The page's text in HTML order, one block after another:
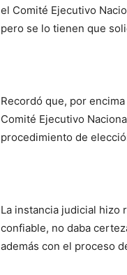
el Comité Ejecutivo
pero se lo tienen que
Recordó que, por
Comité Ejecutivo
procedimiento de
La instancia judicial hizo
confiable, no daba
además con el proceso